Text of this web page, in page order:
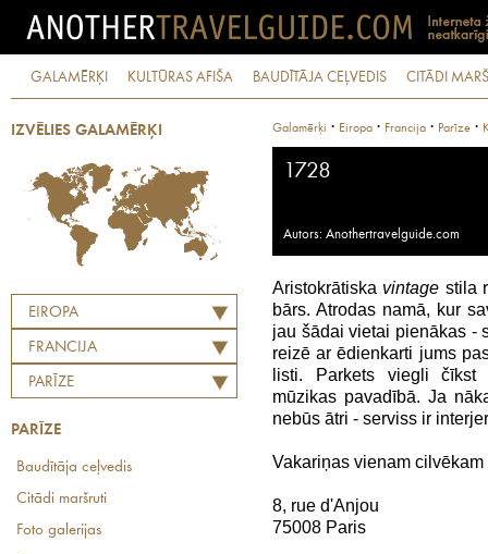
GALAMĒRĶI KULTŪRAS AFIŠA BAUDĪTĀJA CEĻVEDIS CITĀDI
IZVĒLIES GALAMĒRĶI
EIROPA
FRANCIJA
PARĪZE
PARĪZE
Baudītāja ceļvedis
Citādi maršruti
Foto galerijas
Galamērķi · Eiropa · Francija · Parīze ·
1728
Autors: Anothertravelguide.com
Aristokrātiska vintage stila
bārs. Atrodas namā, kur
jau šādai vietai pienākas -
reizē ar ēdienkarti jums
listi. Parkets viegli čīkst
mūzikas pavadībā. Ja
nebūs ātri - serviss ir
Vakariņas vienam
8, rue d'Anjou
75008 Paris